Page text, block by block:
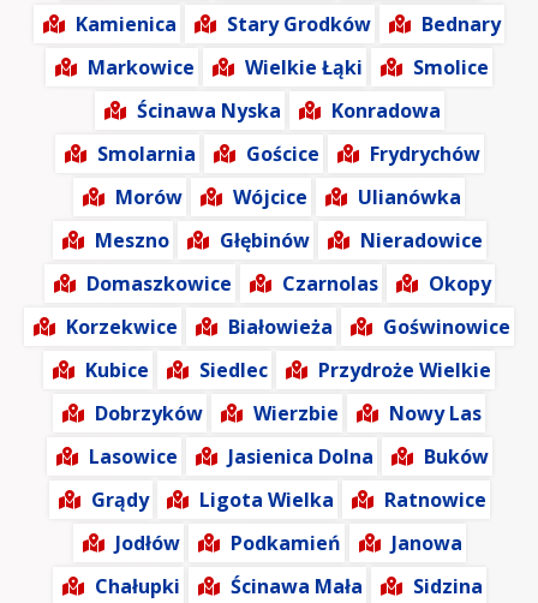
Kamienica Stary Grodków
Bednary
Markowice
Wielkie Łąki
Smolice
Ścinawa Nyska
Konradowa
Smolarnia
Gościce
Frydrychów
Morów
Wójcice
Ulianówka
Meszno
Głębinów
Nieradowice
Domaszkowice
Czarnolas
Okopy
Korzekwice
Białowieża
Goświnowice
Kubice
Siedlec
Przydroże Wielkie
Dobrzyków
Wierzbie
Nowy Las
Lasowice
Jasienica Dolna
Buków
Grądy
Ligota Wielka
Ratnowice
Jodłów
Podkamień
Janowa
Chałupki
Ścinawa Mała
Sidzina